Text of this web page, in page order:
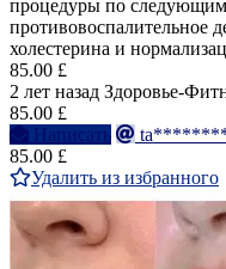
процедуры по
противовоспалительное
холестерина и
85.00 £
2 лет назад Здоровье-
85.00 £
Написать
85.00 £
Удалить из избранного